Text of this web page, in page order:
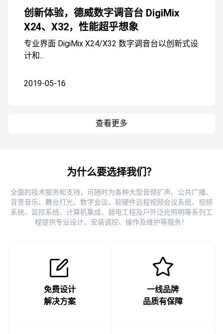
创新体验，德威数字调音台 DigiMix
X24、X32，性能超乎想象
专业界面 DigiMix X24/X32 数字调音台以创新式设
计和...
2019-05-16
查看更多
为什么要选择我们？
全面的技术服务和支持，可随时为各种大型音频扩声、公共广播、
背景音乐、舞台灯光、数字会议、软硬件远程视频会议系统、视频
系统、监控系统、计算机集成、弱电工程及户外泛光照明等系列工
程提供专业设计、安装调控、操作及维护等服务！
免费设计
解决方案
一线品牌
品质有保障